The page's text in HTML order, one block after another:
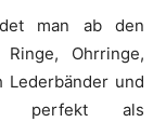
man ab den
Ohrringe,
Lederbänder und
perfekt als